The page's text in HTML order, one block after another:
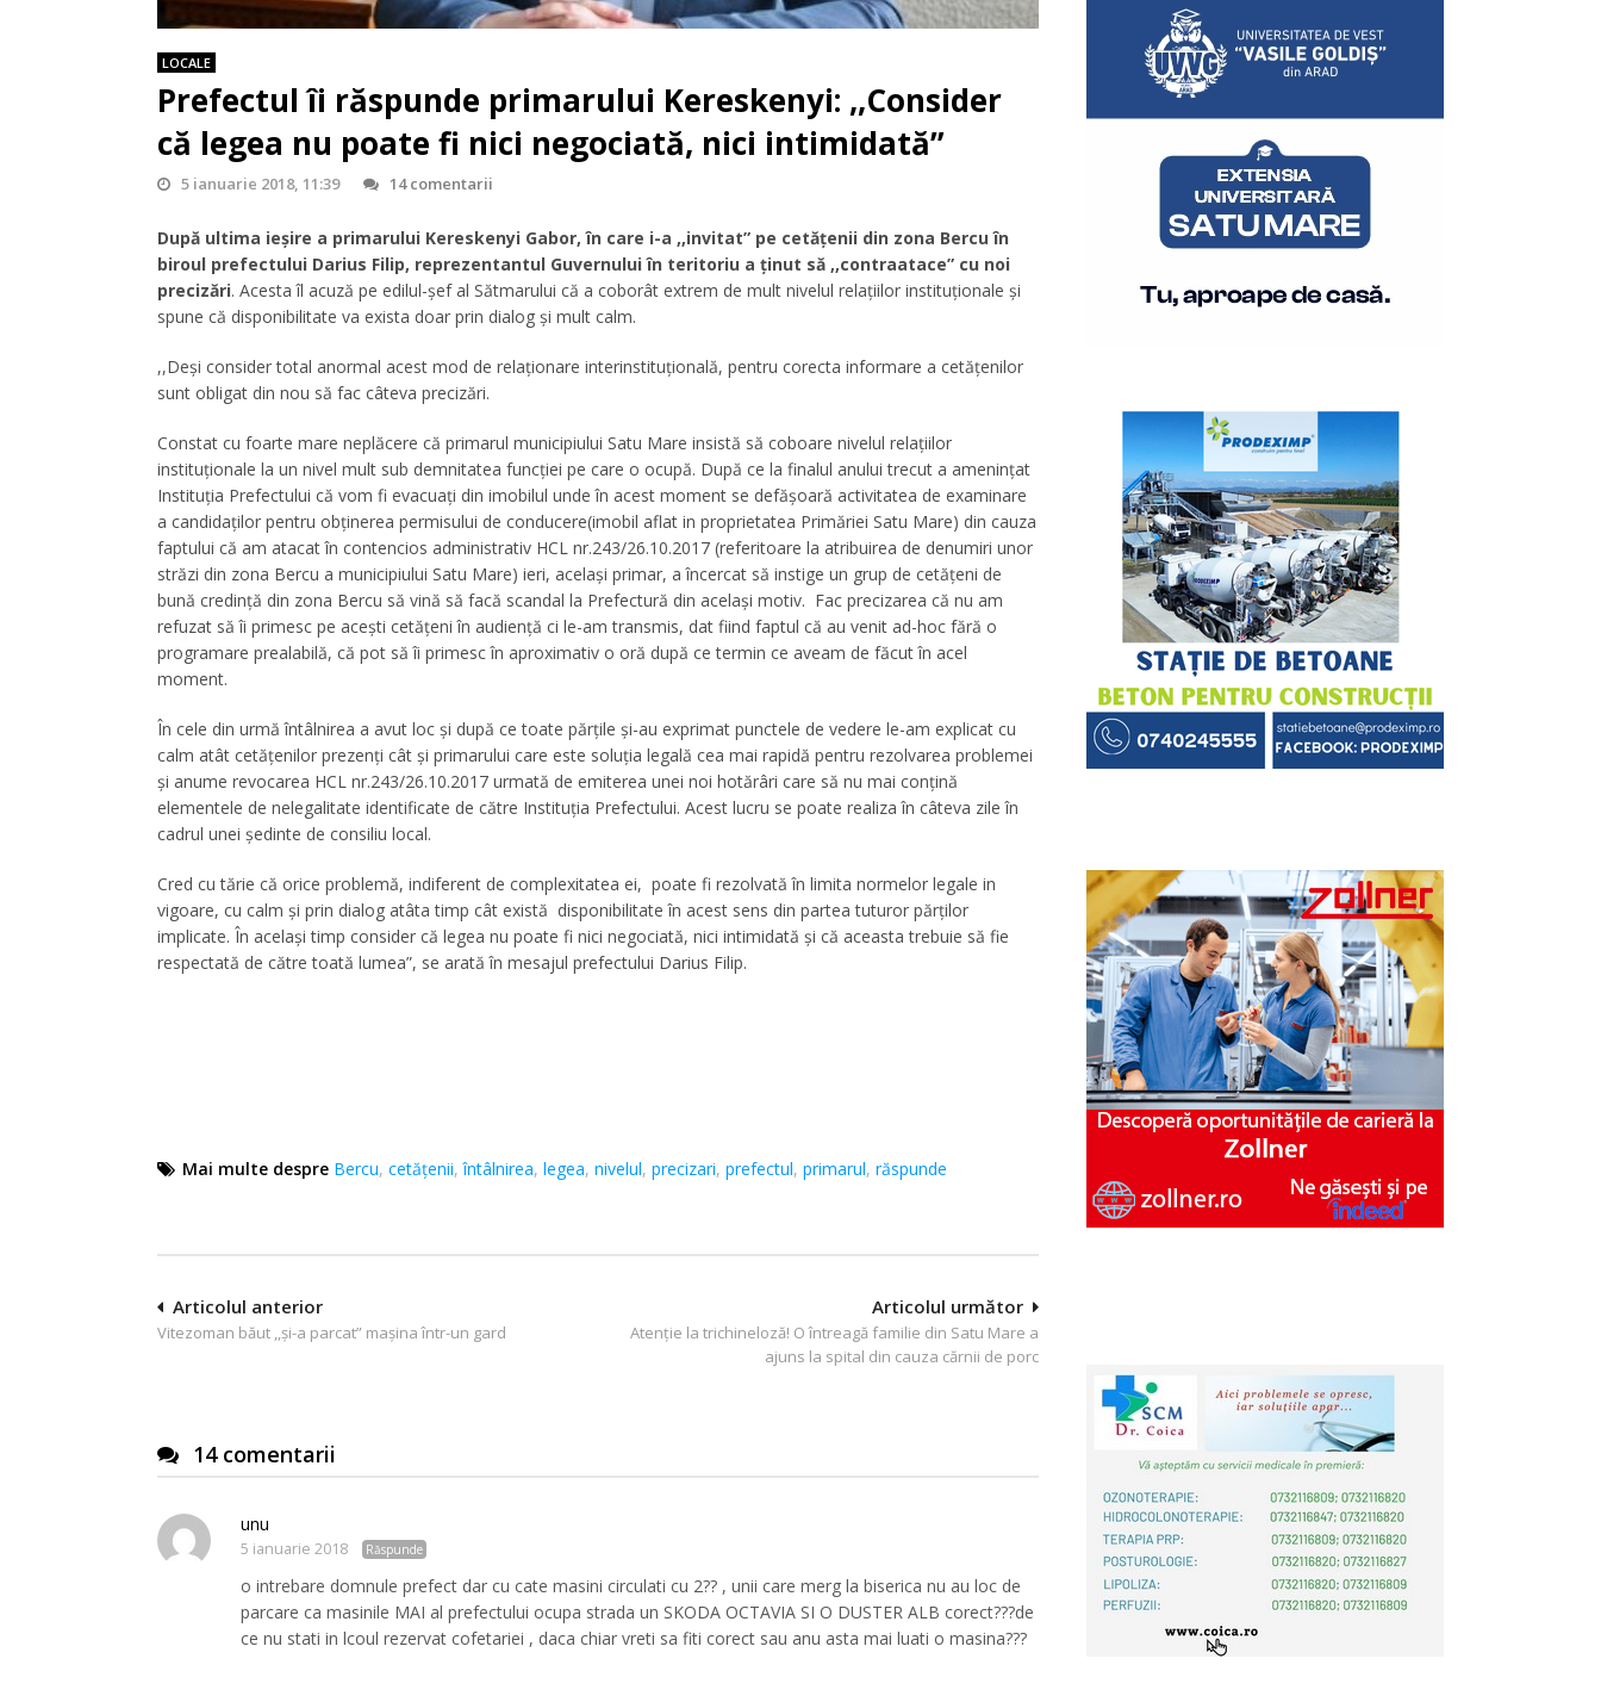
LOCALE
Prefectul îi răspunde primarului Kereskenyi: ,,Consider
că legea nu poate fi nici negociată, nici intimidată”
5 ianuarie 2018, 11:39 14 comentarii
După ultima ieșire a primarului Kereskenyi Gabor, în care i-a ,,invitat” pe cetățenii din zona Bercu în
biroul prefectului Darius Filip, reprezentantul Guvernului în teritoriu a ținut să ,,contraatace” cu noi
precizări. Acesta îl acuză pe edilul-șef al Sătmarului că a coborât extrem de mult nivelul relațiilor instituționale și
spune că disponibilitate va exista doar prin dialog și mult calm.
,,Deși consider total anormal acest mod de relaționare interinstituțională, pentru corecta informare a cetățenilor
sunt obligat din nou să fac câteva precizări.
Constat cu foarte mare neplăcere că primarul municipiului Satu Mare insistă să coboare nivelul relațiilor
instituționale la un nivel mult sub demnitatea funcției pe care o ocupă. După ce la finalul anului trecut a amenințat
Instituția Prefectului că vom fi evacuați din imobilul unde în acest moment se defășoară activitatea de examinare
a candidaților pentru obţinerea permisului de conducere(imobil aflat in proprietatea Primăriei Satu Mare) din cauza
faptului că am atacat în contencios administrativ HCL nr.243/26.10.2017 (referitoare la atribuirea de denumiri unor
străzi din zona Bercu a municipiului Satu Mare) ieri, același primar, a încercat să instige un grup de cetățeni de
bună credință din zona Bercu să vină să facă scandal la Prefectură din același motiv. Fac precizarea că nu am
refuzat să îi primesc pe acești cetățeni în audiență ci le-am transmis, dat fiind faptul că au venit ad-hoc fără o
programare prealabilă, că pot să îi primesc în aproximativ o oră după ce termin ce aveam de făcut în acel
moment.
În cele din urmă întâlnirea a avut loc și după ce toate părțile și-au exprimat punctele de vedere le-am explicat cu
calm atât cetățenilor prezenți cât și primarului care este soluția legală cea mai rapidă pentru rezolvarea problemei
și anume revocarea HCL nr.243/26.10.2017 urmată de emiterea unei noi hotărâri care să nu mai conțină
elementele de nelegalitate identificate de către Instituția Prefectului. Acest lucru se poate realiza în câteva zile în
cadrul unei ședinte de consiliu local.
Cred cu tărie că orice problemă, indiferent de complexitatea ei, poate fi rezolvată în limita normelor legale in
vigoare, cu calm și prin dialog atâta timp cât există disponibilitate în acest sens din partea tuturor părților
implicate. În același timp consider că legea nu poate fi nici negociată, nici intimidată și că aceasta trebuie să fie
respectată de către toată lumea”, se arată în mesajul prefectului Darius Filip.
Mai multe despre Bercu, cetățenii,întâlnirea, legea, nivelul, precizari, prefectul, primarul, răspunde
Navigare
în
Articolul următor
Atenție la trichineloză! O întreagă familie din Satu Mare a
ajuns la spital din cauza cărnii de porc
Articolul anterior
Vitezoman băut ,,și-a parcat” mașina într-un gard
14 comentarii
unu
5 ianuarie 2018 Răspunde
o intrebare domnule prefect dar cu cate masini circulati cu 2?? , unii care merg la biserica nu au loc de
parcare ca masinile MAI al prefectului ocupa strada un SKODA OCTAVIA SI O DUSTER ALB corect???de
ce nu stati in lcoul rezervat cofetariei , daca chiar vreti sa fiti corect sau anu asta mai luati o masina???